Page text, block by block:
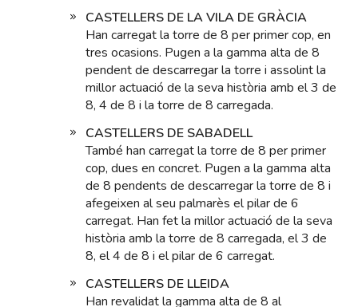
CASTELLERS DE LA VILA DE GRÀCIA
Han carregat la torre de 8 per primer cop, en
tres ocasions. Pugen a la gamma alta de 8
pendent de descarregar la torre i assolint la
millor actuació de la seva història amb el 3 de
8, 4 de 8 i la torre de 8 carregada.
CASTELLERS DE SABADELL
També han carregat la torre de 8 per primer
cop, dues en concret. Pugen a la gamma alta
de 8 pendents de descarregar la torre de 8 i
afegeixen al seu palmarès el pilar de 6
carregat. Han fet la millor actuació de la seva
història amb la torre de 8 carregada, el 3 de
8, el 4 de 8 i el pilar de 6 carregat.
CASTELLERS DE LLEIDA
Han revalidat la gamma alta de 8 al